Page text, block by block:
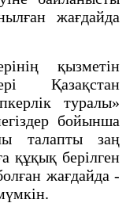
жағдайда
қызметін
Қазақстан
туралы»
бойынша
талапты заң
құқық берiлген
жағдайда -